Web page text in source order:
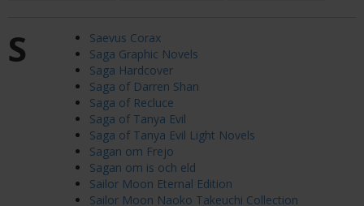
S
Saevus Corax
Saga Graphic Novels
Saga Hardcover
Saga of Darren Shan
Saga of Recluce
Saga of Tanya Evil
Saga of Tanya Evil Light Novels
Sagan om Frejo
Sagan om is och eld
Sailor Moon Eternal Edition
Sailor Moon Naoko Takeuchi Collection